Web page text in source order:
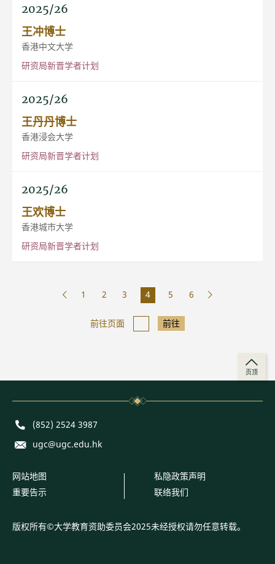
2025/26
王冲博士
香港中文大学
研资局新晋学者计划
2025/26
王丹丹博士
香港浸会大学
研资局新晋学者计划
2025/26
王欢博士
香港城市大学
研资局新晋学者计划
1 2 3 4 5 6
前往页面 前往
页顶
Phone(852) 2524 3987
E-mailugc@ugc.edu.hk
网站地图
重要告示
私隐政策声明
联络我们
版权所有©大学教育资助委员会2025未经授权请勿任意转载。